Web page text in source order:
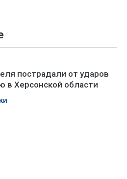
пострадали от ударов
в Херсонской области